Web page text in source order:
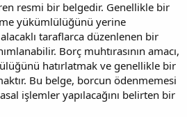
resmi bir belgedir. Genellikle bir
yükümlülüğünü yerine
taraflarca düzenlenen bir
Borç muhtırasının amacı,
hatırlatmak ve genellikle bir
Bu belge, borcun ödenmemesi
işlemler yapılacağını belirten bir